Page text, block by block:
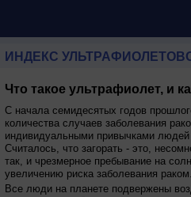
ИНДЕКС
Что такое ультрафиолет, и
С начала семидесятых годов
количества случаев заболевания
индивидуальными привычками
Считалось, что загорать - это,
так, и чрезмерное пребывание на
увеличению риска заболевания
Все люди на планете подвержены